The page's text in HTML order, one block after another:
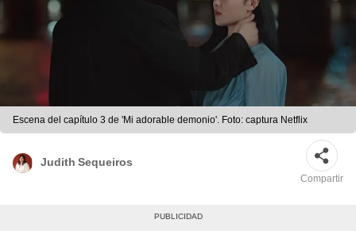
Escena del capítulo 3 de 'Mi adorable demonio'. Foto: captura Netflix
Judith Sequeiros
Compartir